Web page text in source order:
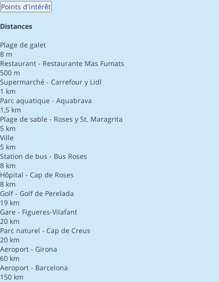
Points d'intérêt
Distances
Plage de galet
8 m
Restaurant - Restaurante Mas Fumats
500 m
Supermarché - Carrefour y Lidl
1 km
Parc aquatique - Aquabrava
1,5 km
Plage de sable - Roses y St. Maragrita
5 km
Ville
5 km
Station de bus - Bus Roses
8 km
Hôpital - Cap de Roses
8 km
Golf - Golf de Perelada
19 km
Gare - Figueres-Vilafant
20 km
Parc naturel - Cap de Creus
20 km
Aeroport - Girona
60 km
Aeroport - Barcelona
150 km